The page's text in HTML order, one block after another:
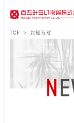
N
TOP お知らせ